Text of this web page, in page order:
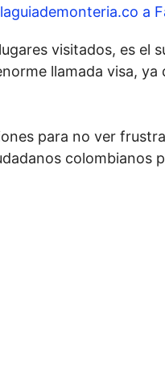
a
visitados, es el
llamada visa, ya
para no ver
colombianos